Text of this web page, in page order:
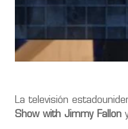
La televisión
Show with Jimmy Fallon